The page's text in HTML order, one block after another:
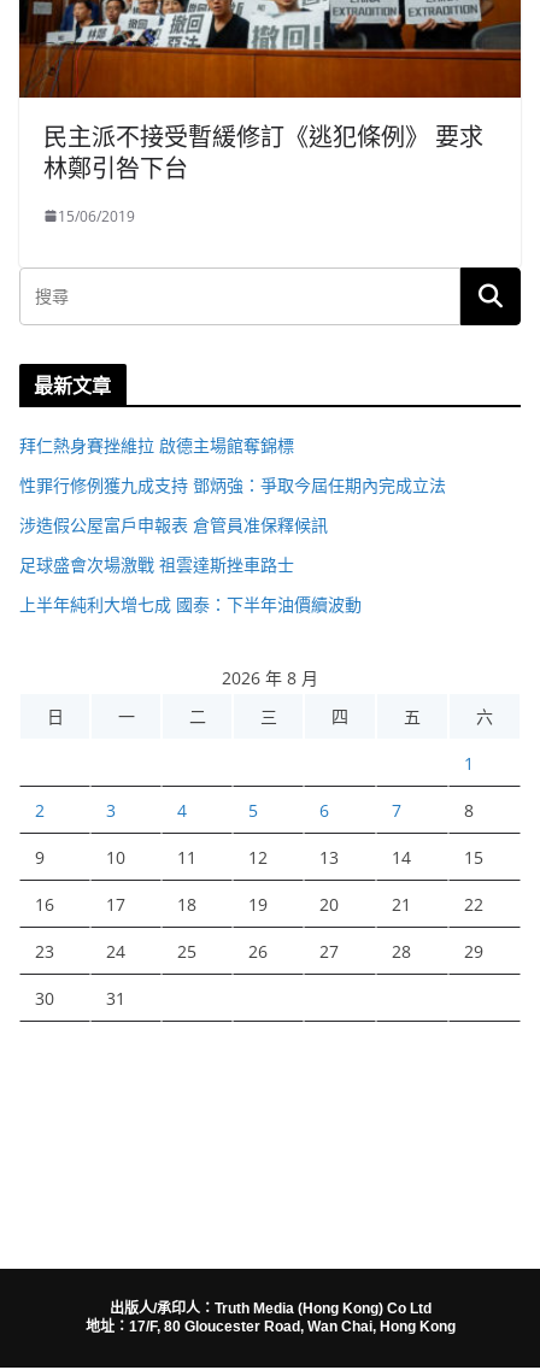
民主派不接受暫緩修訂《逃犯條例》 要求
林鄭引咎下台
15/06/2019
最新文章
拜仁熱身賽挫維拉 啟德主場館奪錦標
性罪行修例獲九成支持 鄧炳強：爭取今屆任期內完成立法
涉造假公屋富戶申報表 倉管員准保釋候訊
足球盛會次場激戰 祖雲達斯挫車路士
上半年純利大增七成 國泰：下半年油價續波動
2026 年 8 月
日
一 二 三 四 五 六
1
2 3 4 5 6 7 8
9 10 11 12 13 14 15
16 17 18 19 20 21 22
23 24 25 26 27 28 29
30 31
出版人/承印人：Truth Media (Hong Kong) Co Ltd
地址：17/F, 80 Gloucester Road, Wan Chai, Hong Kong